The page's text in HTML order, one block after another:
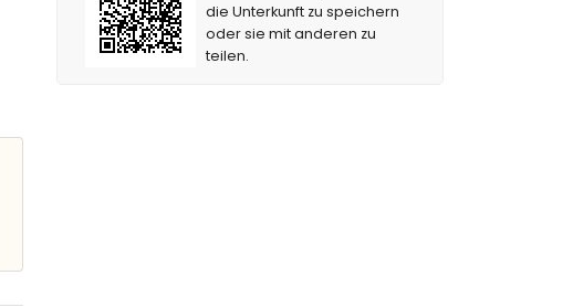
die Unterkunft zu speichern
oder sie mit anderen zu
teilen.